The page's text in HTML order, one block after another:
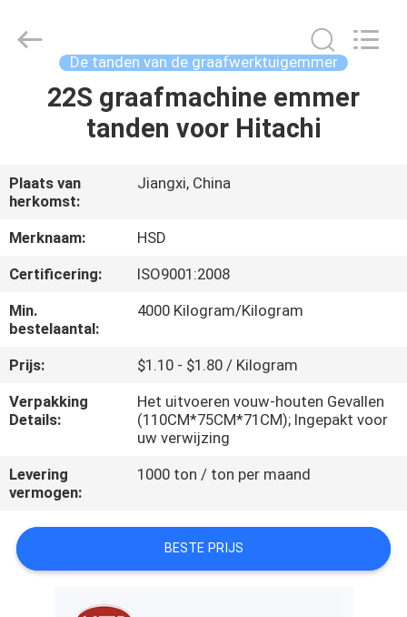
HUIS
ONGEVEER
ONS
FABRIEKSREIS
KWALITEITSCONTROLE
CONTACTEER
VERZOEK
OM
EEN
CITAAT
Machinery
Spare
De tanden van de graafwerktuigemmer
22S graafmachine emmer
tanden voor Hitachi
Plaats van
herkomst:
Jiangxi, China
Merknaam:
HSD
Certificering:
ISO9001:2008
Min.
bestelaantal:
4000 Kilogram/Kilogram
Prijs:
$1.10 - $1.80 / Kilogram
Verpakking
Details:
Het uitvoeren vouw-houten Gevallen
(110CM*75CM*71CM); Ingepakt voor
uw verwijzing
Levering
vermogen:
1000 ton / ton per maand
BESTE PRIJS